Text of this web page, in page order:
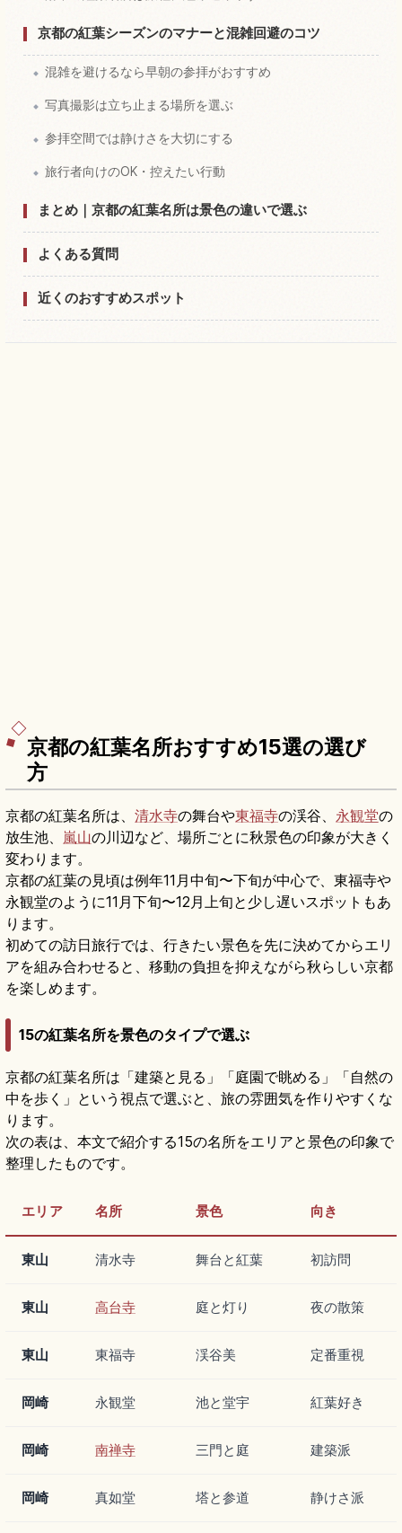
京都の紅葉シーズンのマナーと混雑回避のコツ
混雑を避けるなら早朝の参拝がおすすめ
写真撮影は立ち止まる場所を選ぶ
参拝空間では静けさを大切にする
旅行者向けのOK・控えたい行動
まとめ｜京都の紅葉名所は景色の違いで選ぶ
よくある質問
近くのおすすめスポット
京都の紅葉名所おすすめ15選の選び
方
京都の紅葉名所は、 清水寺の舞台や東福寺の渓谷、 永観堂の
放生池、 嵐山の川辺など、場所ごとに秋景色の印象が大きく
変わります。
京都の紅葉の見頃は例年11月中旬〜下旬が中心で、東福寺や
永観堂のように11月下旬〜12月上旬と少し遅いスポットもあ
ります。
初めての訪日旅行では、行きたい景色を先に決めてからエリ
アを組み合わせると、移動の負担を抑えながら秋らしい京都
を楽しめます。
15の紅葉名所を景色のタイプで選ぶ
京都の紅葉名所は「建築と見る」「庭園で眺める」「自然の
中を歩く」という視点で選ぶと、旅の雰囲気を作りやすくな
ります。
次の表は、本文で紹介する15の名所をエリアと景色の印象で
整理したものです。
エリア 名所 景色 向き
東山 清水寺 舞台と紅葉 初訪問
東山 高台寺 庭と灯り 夜の散策
東山 東福寺 渓谷美 定番重視
岡崎 永観堂 池と堂宇 紅葉好き
岡崎 南禅寺 三門と庭 建築派
岡崎 真如堂 塔と参道 静けさ派